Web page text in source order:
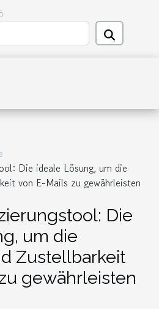
Die ideale Lösung, um die
von E-Mails zu gewährleisten
Die
um die
Zustellbarkeit
gewährleisten